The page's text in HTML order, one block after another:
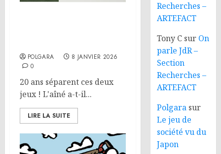
POLGARA
8 JANVIER 2026
0
20 ans séparent ces deux
jeux ! L'aîné a-t-il...
LIRE LA SUITE
Recherches –
ARTEFACT
Tony C sur On
parle JdR –
Section
Recherches –
ARTEFACT
Polgara sur
Le jeu de
société vu du
Japon